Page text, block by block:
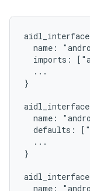
name:
imports:
  ...
}
name:
defaults:
  ...
}
name: